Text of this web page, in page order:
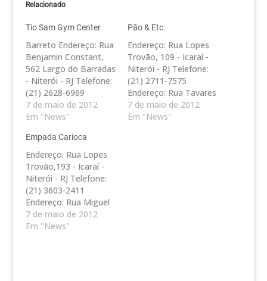
Relacionado
Tio Sam Gym Center
Barreto Endereço: Rua
Benjamin Constant,
562 Largo do Barradas
- Niterói - RJ Telefone:
(21) 2628-6969
Camboinhas Endereço:
Av Florestan
Camboinhas - Niterói -
RJ Telefone: (21) 3184-
9100 Icarai Endereço:
Praia de Icaraí, 63 -
Cobertura - Icaraí -
Niterói - RJ Telefone:
(21) 2620-3132 Icarai
Endereço:…
7 de maio de 2012
Em "News"
Pão & Etc.
Endereço: Rua Lopes
Trovão, 109 - Icaraí -
Niterói - RJ Telefone:
(21) 2711-7575
Endereço: Rua Tavares
de Macedo, 74 - Icaraí
- Niterói - RJ Telefone:
7 de maio de 2012
Em "News"
Empada Carioca
Endereço: Rua Lopes
Trovão,193 - Icaraí -
Niterói - RJ Telefone:
(21) 3603-2411
Endereço: Rua Miguel
Couto, 479 loja 101
Santa Rosa - Niterói -
7 de maio de 2012
Em "News"